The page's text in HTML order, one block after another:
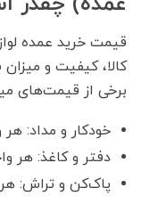
قیمت خرید عمده
کالا، کیفیت و
برخی از قیمت‌های
خودکار و مداد: هر واحد بین
دفتر و کاغذ: هر واحد بین
پاک‌کن و تراش: هر واحد بین